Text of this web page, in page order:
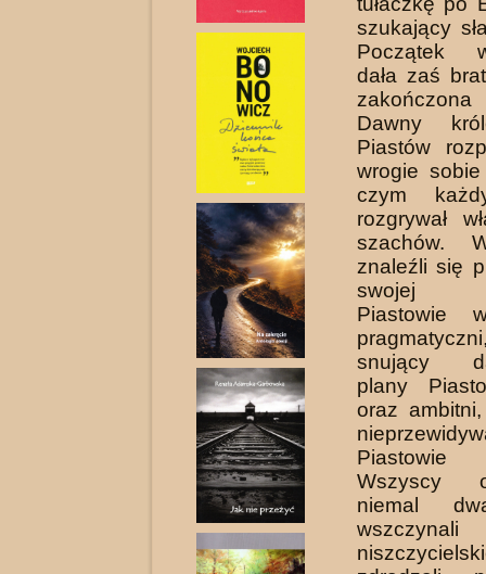
szukający
Początek
dała zaś
Dawny
Piastów
wrogie
czym
rozgrywał
szachów.
znaleźli się
swojej
Piastowie
snujący
plany
oraz
Piastowie
Wszyscy
niemal
wszczynali